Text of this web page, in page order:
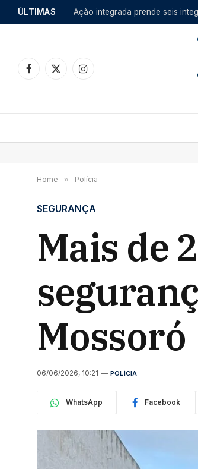
ÚLTIMAS
Facebook
X
Instagram
Home » Polícia
SEGURANÇA
Mais de
Mossoró
06/06/2026, 10:21 POLÍCIA
WhatsApp Facebook